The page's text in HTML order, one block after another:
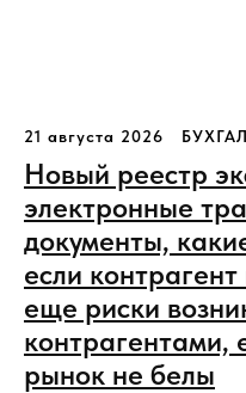
21 августа 2026
Новый реестр
электронные
документы,
если
еще риски
контрагентами,
рынок не белы